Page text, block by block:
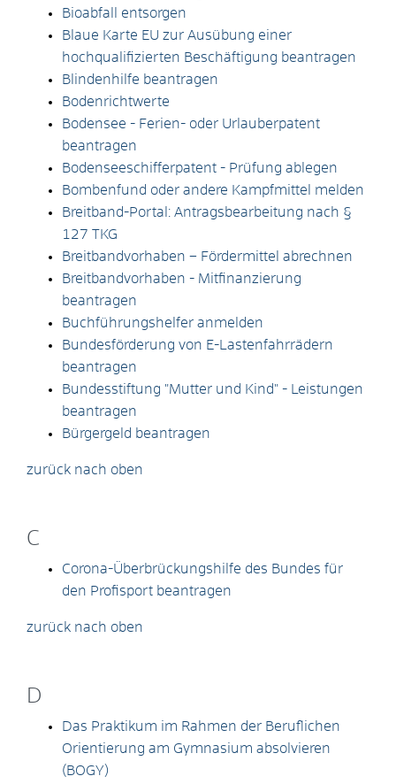
Bioabfall entsorgen
Blaue Karte EU zur Ausübung einer
hochqualifizierten Beschäftigung beantragen
Blindenhilfe beantragen
Bodenrichtwerte
Bodensee - Ferien- oder Urlauberpatent
beantragen
Bodenseeschifferpatent - Prüfung ablegen
Bombenfund oder andere Kampfmittel melden
Breitband-Portal: Antragsbearbeitung nach §
127 TKG
Breitbandvorhaben – Fördermittel abrechnen
Breitbandvorhaben - Mitfinanzierung
beantragen
Buchführungshelfer anmelden
Bundesförderung von E-Lastenfahrrädern
beantragen
Bundesstiftung "Mutter und Kind" - Leistungen
beantragen
Bürgergeld beantragen
zurück nach oben
C
Corona-Überbrückungshilfe des Bundes für
den Profisport beantragen
zurück nach oben
D
Das Praktikum im Rahmen der Beruflichen
Orientierung am Gymnasium absolvieren
(BOGY)